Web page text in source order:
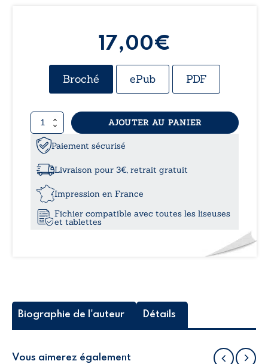
17,00€
Broché ePub PDF
quantité
de
La
femme
des
AJOUTER AU PANIER
Paiement sécurisé
Livraison pour 3€, retrait gratuit
Impression en France
Fichier compatible avec toutes les liseuses
et tablettes
Biographie de l'auteur Détails
Vous aimerez également